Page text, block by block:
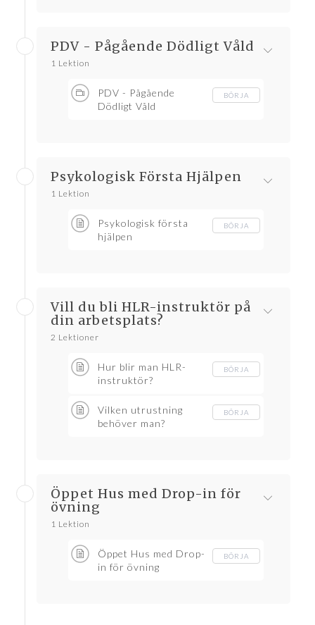
PDV - Pågående Dödligt Våld
1 Lektion
PDV - Pågående
Dödligt Våld
BÖRJA
Psykologisk Första Hjälpen
1 Lektion
Psykologisk första
hjälpen
BÖRJA
Vill du bli HLR-instruktör på
din arbetsplats?
2 Lektioner
Hur blir man HLR-
instruktör?
BÖRJA
Vilken utrustning
behöver man?
BÖRJA
Öppet Hus med Drop-in för
övning
1 Lektion
Öppet Hus med Drop-
in för övning
BÖRJA